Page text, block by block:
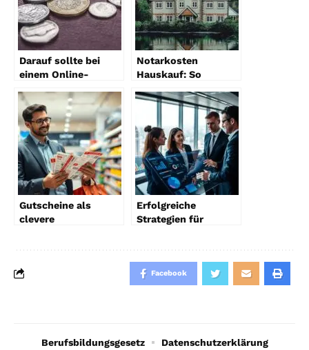
Darauf sollte bei
einem Online-
geachtet werden
Notarkosten
Hauskauf: So
Nebenkosten richtig
Gutscheine als
clevere
Erfolgreiche
Strategien für
Facebook
Berufsbildungsgesetz Datenschutzerklärung